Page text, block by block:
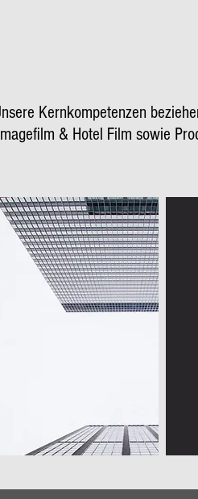
Kernkompetenzen
& Hotel Film sowie